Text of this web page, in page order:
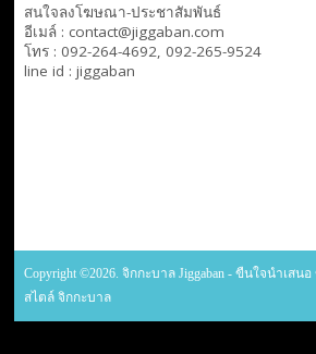
สนใจลงโฆษณา-ประชาสัมพันธ์
อีเมล์ : contact@jiggaban.com
โทร : 092-264-4692, 092-265-9524
line id : jiggaban
Copyright ©2026. จิกกะบาล Jiggaban - ขืนใจนำเส
สไตล์ จิกกะบาล